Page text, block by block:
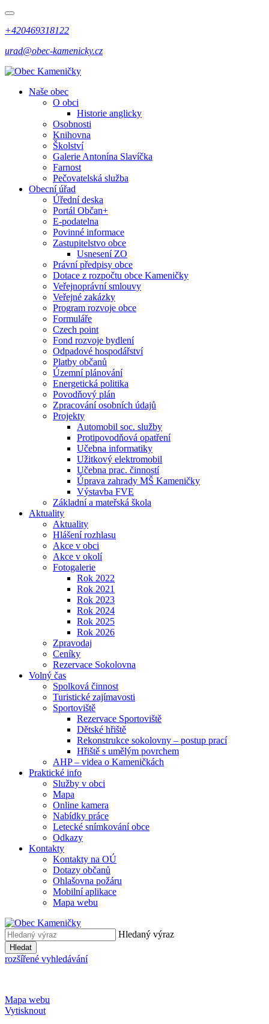
+420469318122
urad@obec-kamenicky.cz
Naše obec
O obci
Historie anglicky
Osobnosti
Knihovna
Školství
Galerie Antonína Slavíčka
Farnost
Pečovatelská služba
Obecní úřad
Úřední deska
Portál Občan+
E-podatelna
Povinné informace
Zastupitelstvo obce
Usnesení ZO
Právní předpisy obce
Dotace z rozpočtu obce Kameničky
Veřejnoprávní smlouvy
Veřejné zakázky
Program rozvoje obce
Formuláře
Czech point
Fond rozvoje bydlení
Odpadové hospodářství
Platby občanů
Územní plánování
Energetická politika
Povodňový plán
Zpracování osobních údajů
Projekty
Automobil soc. služby
Protipovodňová opatření
Učebna informatiky
Užitkový elektromobil
Učebna prac. činností
Úprava zahrady MŠ Kameničky
Výstavba FVE
Základní a mateřská škola
Aktuality
Aktuality
Hlášení rozhlasu
Akce v obci
Akce v okolí
Fotogalerie
Rok 2022
Rok 2021
Rok 2023
Rok 2024
Rok 2025
Rok 2026
Zpravodaj
Ceníky
Rezervace Sokolovna
Volný čas
Spolková činnost
Turistické zajímavosti
Sportoviště
Rezervace Sportoviště
Dětské hřiště
Rekonstrukce sokolovny – postup prací
Hřiště s umělým povrchem
AHP – videa o Kameničkách
Praktické info
Služby v obci
Mapa
Online kamera
Nabídky práce
Letecké snímkování obce
Odkazy
Kontakty
Kontakty na OÚ
Dotazy občanů
Ohlašovna požáru
Mobilní aplikace
Mapa webu
Hledaný výraz
Hledat
rozšířené vyhledávání
Mapa webu
Vytisknout